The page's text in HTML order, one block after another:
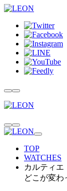
TOP
WATCHES
カルティエ
どこが変わ